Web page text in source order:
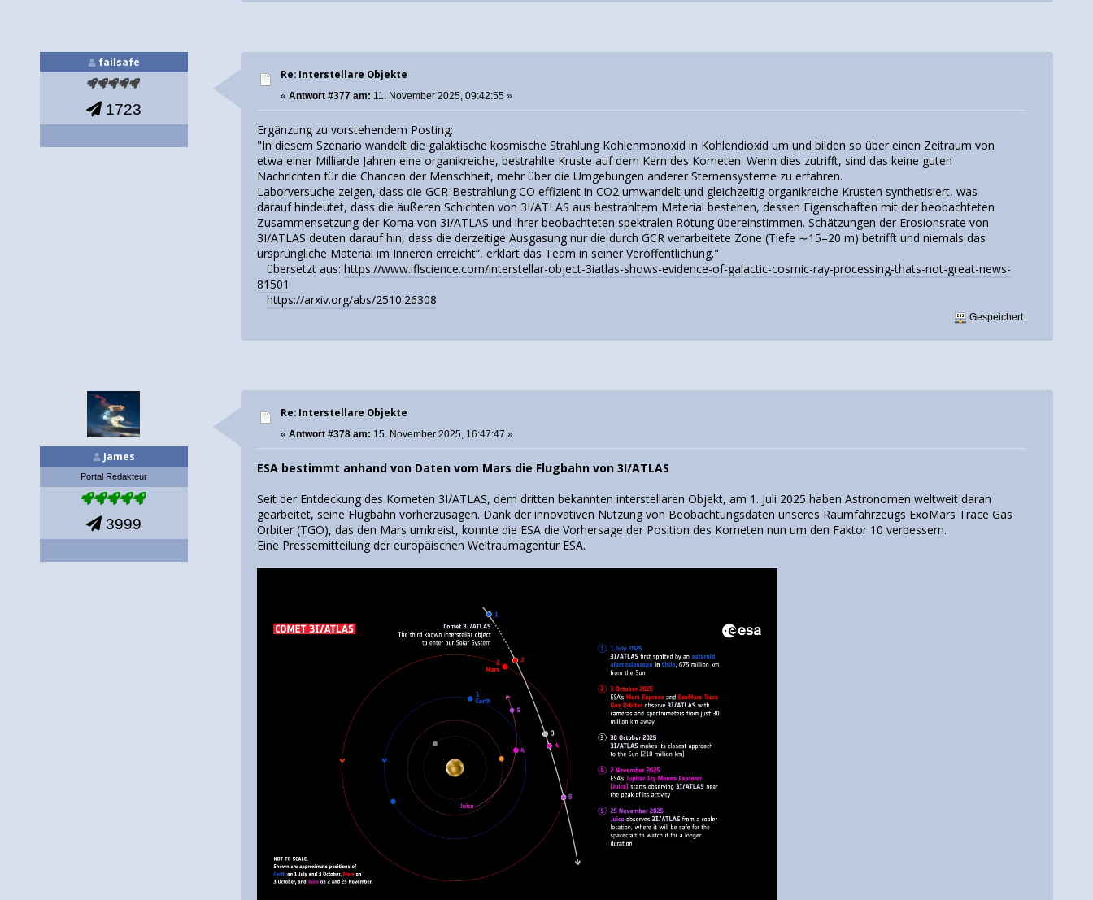
failsafe
1723
Re: Interstellare Objekte
«Antwort #377 am: 11. November 2025, 09:42:55 »
Ergänzung zu vorstehendem Posting:
"In diesem Szenario wandelt die galaktische kosmische Strahlung Kohlenmonoxid in Kohlendioxid um und bilden so über einen Zeitraum von
etwa einer Milliarde Jahren eine organikreiche, bestrahlte Kruste auf dem Kern des Kometen. Wenn dies zutrifft, sind das keine guten
Nachrichten für die Chancen der Menschheit, mehr über die Umgebungen anderer Sternensysteme zu erfahren.
Laborversuche zeigen, dass die GCR-Bestrahlung CO effizient in CO2 umwandelt und gleichzeitig organikreiche Krusten synthetisiert, was
darauf hindeutet, dass die äußeren Schichten von 3I/ATLAS aus bestrahltem Material bestehen, dessen Eigenschaften mit der beobachteten
Zusammensetzung der Koma von 3I/ATLAS und ihrer beobachteten spektralen Rötung übereinstimmen. Schätzungen der Erosionsrate von
3I/ATLAS deuten darauf hin, dass die derzeitige Ausgasung nur die durch GCR verarbeitete Zone (Tiefe ∼15–20 m) betrifft und niemals das
ursprüngliche Material im Inneren erreicht“, erklärt das Team in seiner Veröffentlichung."
übersetzt aus:https://www.iflscience.com/interstellar-object-3iatlas-shows-evidence-of-galactic-cosmic-ray-processing-thats-not-great-news-
81501
https://arxiv.org/abs/2510.26308
Gespeichert
James
Portal Redakteur
3999
Re: Interstellare Objekte
«Antwort #378 am: 15. November 2025, 16:47:47 »
ESA bestimmt anhand von Daten vom Mars die Flugbahn von 3I/ATLAS
Seit der Entdeckung des Kometen 3I/ATLAS, dem dritten bekannten interstellaren Objekt, am 1. Juli 2025 haben Astronomen weltweit daran
gearbeitet, seine Flugbahn vorherzusagen. Dank der innovativen Nutzung von Beobachtungsdaten unseres Raumfahrzeugs ExoMars Trace Gas
Orbiter (TGO), das den Mars umkreist, konnte die ESA die Vorhersage der Position des Kometen nun um den Faktor 10 verbessern.
Eine Pressemitteilung der europäischen Weltraumagentur ESA.